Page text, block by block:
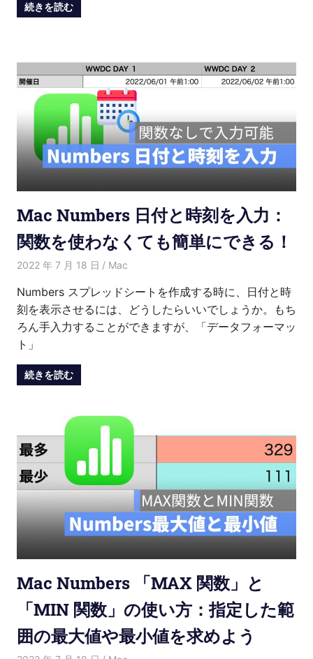
続きを読む
Mac Numbers 日付と時刻を入力：
関数を使わなくても簡単にできる！
2022 年 7 月 18 日 Kenny
Mac
Numbers スプレッドシートを作成する時に、日付と時
刻を表示させるには、どうしたらいいでしょうか。もち
ろん手入力することができますが、「データフォーマッ
ト」
続きを読む
Mac Numbers 「MAX 関数」と
「MIN 関数」の使い方：指定した範
囲の最大値や最小値を求めよう